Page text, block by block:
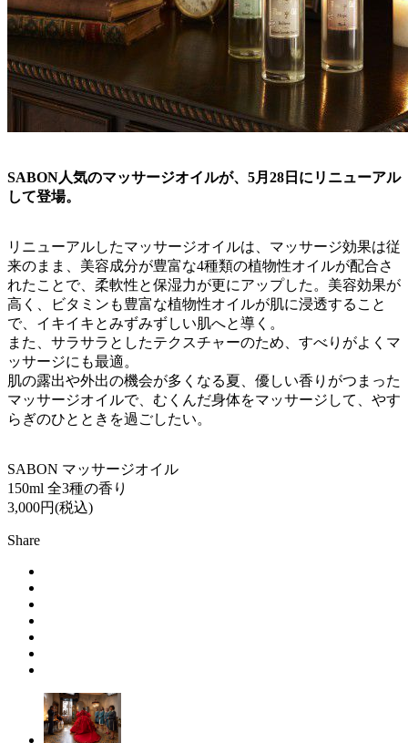
SABON人気のマッサージオイルが、5月28日にリニューアル
して登場。
リニューアルしたマッサージオイルは、マッサージ効果は従
来のまま、美容成分が豊富な4種類の植物性オイルが配合さ
れたことで、柔軟性と保湿力が更にアップした。美容効果が
高く、ビタミンも豊富な植物性オイルが肌に浸透すること
で、イキイキとみずみずしい肌へと導く。
また、サラサラとしたテクスチャーのため、すべりがよくマ
ッサージにも最適。
肌の露出や外出の機会が多くなる夏、優しい香りがつまった
マッサージオイルで、むくんだ身体をマッサージして、やす
らぎのひとときを過ごしたい。
SABON マッサージオイル
150ml 全3種の香り
3,000円(税込)
Share